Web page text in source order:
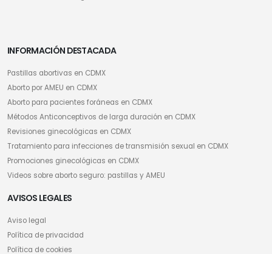
INFORMACIÓN DESTACADA
Pastillas abortivas en CDMX
Aborto por AMEU en CDMX
Aborto para pacientes foráneas en CDMX
Métodos Anticonceptivos de larga duración en CDMX
Revisiones ginecológicas en CDMX
Tratamiento para infecciones de transmisión sexual en CDMX
Promociones ginecológicas en CDMX
Videos sobre aborto seguro: pastillas y AMEU
AVISOS LEGALES
Aviso legal
Política de privacidad
Política de cookies